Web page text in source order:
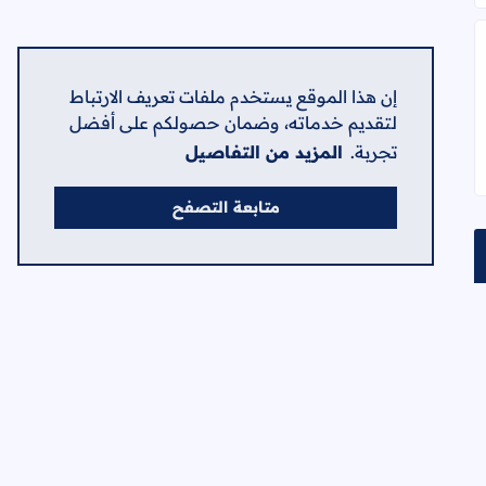
إن هذا الموقع يستخدم ملفات تعريف الارتباط
لتقديم خدماته، وضمان حصولكم على أفضل
تجربة. المزيد من التفاصيل
متابعة التصفح